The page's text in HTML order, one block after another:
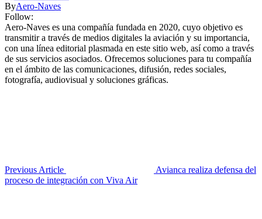
ByAero-Naves
Follow:
Aero-Naves es una compañía fundada en 2020, cuyo objetivo es
transmitir a través de medios digitales la aviación y su importancia,
con una línea editorial plasmada en este sitio web, así como a través
de sus servicios asociados. Ofrecemos soluciones para tu compañía
en el ámbito de las comunicaciones, difusión, redes sociales,
fotografía, audiovisual y soluciones gráficas.
Previous Article
Avianca realiza defensa del
proceso de integración con Viva Air